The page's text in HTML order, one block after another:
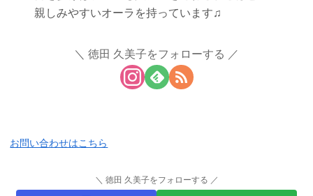
親しみやすいオーラを持っています♫
徳田 久美子をフォローする
お問い合わせはこちら
徳田 久美子をフォローする